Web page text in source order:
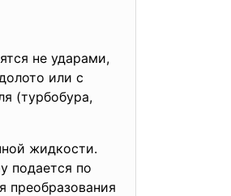
не ударами,
или с
(турбобура,
жидкости.
подается по
преобразования